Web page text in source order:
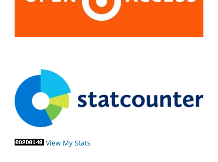
View My Stats